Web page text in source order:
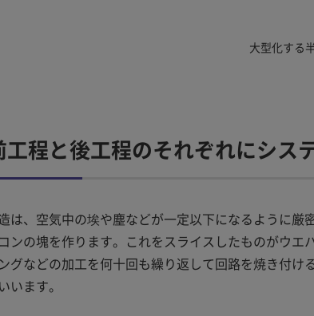
大型化する
程と後工程のそれぞれにシス
は、空気中の埃や塵などが一定以下になるように
ンの塊を作ります。これをスライスしたものがウ
グなどの加工を何十回も繰り返して回路を焼き付
います。